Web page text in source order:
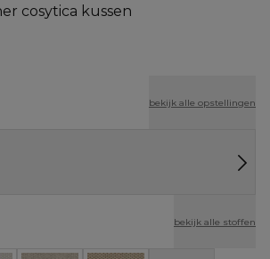
cosytica kussen
bekijk alle opstellingen
bekijk alle stoffen